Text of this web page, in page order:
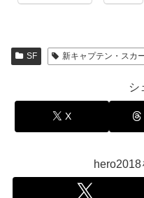
SF 新キャプテン・スカ
シ
X